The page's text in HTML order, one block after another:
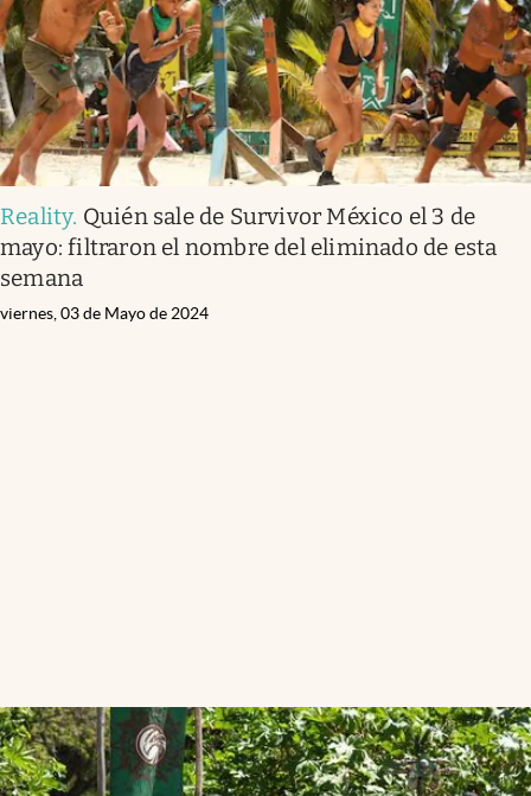
Reality. Quién sale de Survivor México el 3 de
mayo: filtraron el nombre del eliminado de esta
semana
viernes, 03 de Mayo de 2024